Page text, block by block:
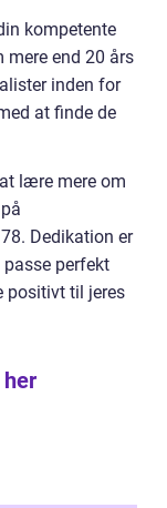
kompetente
mere end 20 års
inden for
at finde de
lære mere om
Dedikation er
passe perfekt
positivt til jeres